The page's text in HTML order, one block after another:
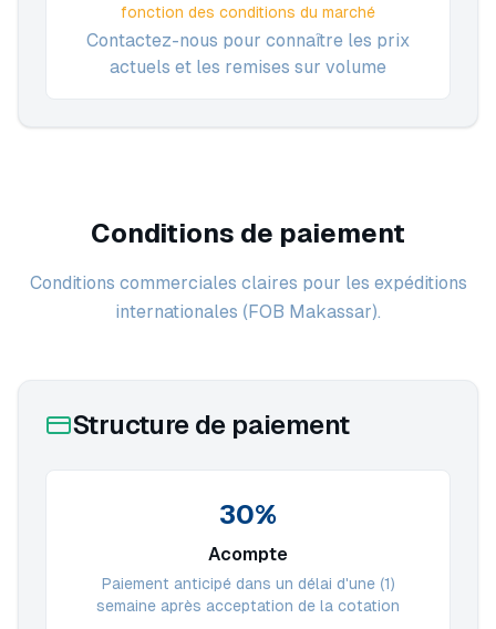
fonction des conditions du marché
Contactez-nous pour connaître les prix
actuels et les remises sur volume
Conditions de paiement
Conditions commerciales claires pour les expéditions
internationales (FOB Makassar).
Structure de paiement
30%
Acompte
Paiement anticipé dans un délai d'une (1)
semaine après acceptation de la cotation